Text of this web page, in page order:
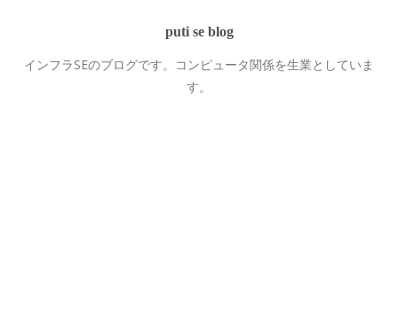
puti se blog
インフラSEのブログです。コンピュータ関係を生業としていま
す。